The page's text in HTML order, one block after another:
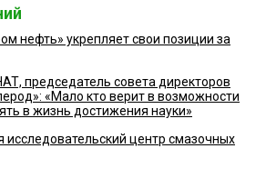
нефть» укрепляет свои позиции за
председатель совета директоров
«Мало кто верит в возможности
в жизнь достижения науки»
исследовательский центр смазочных